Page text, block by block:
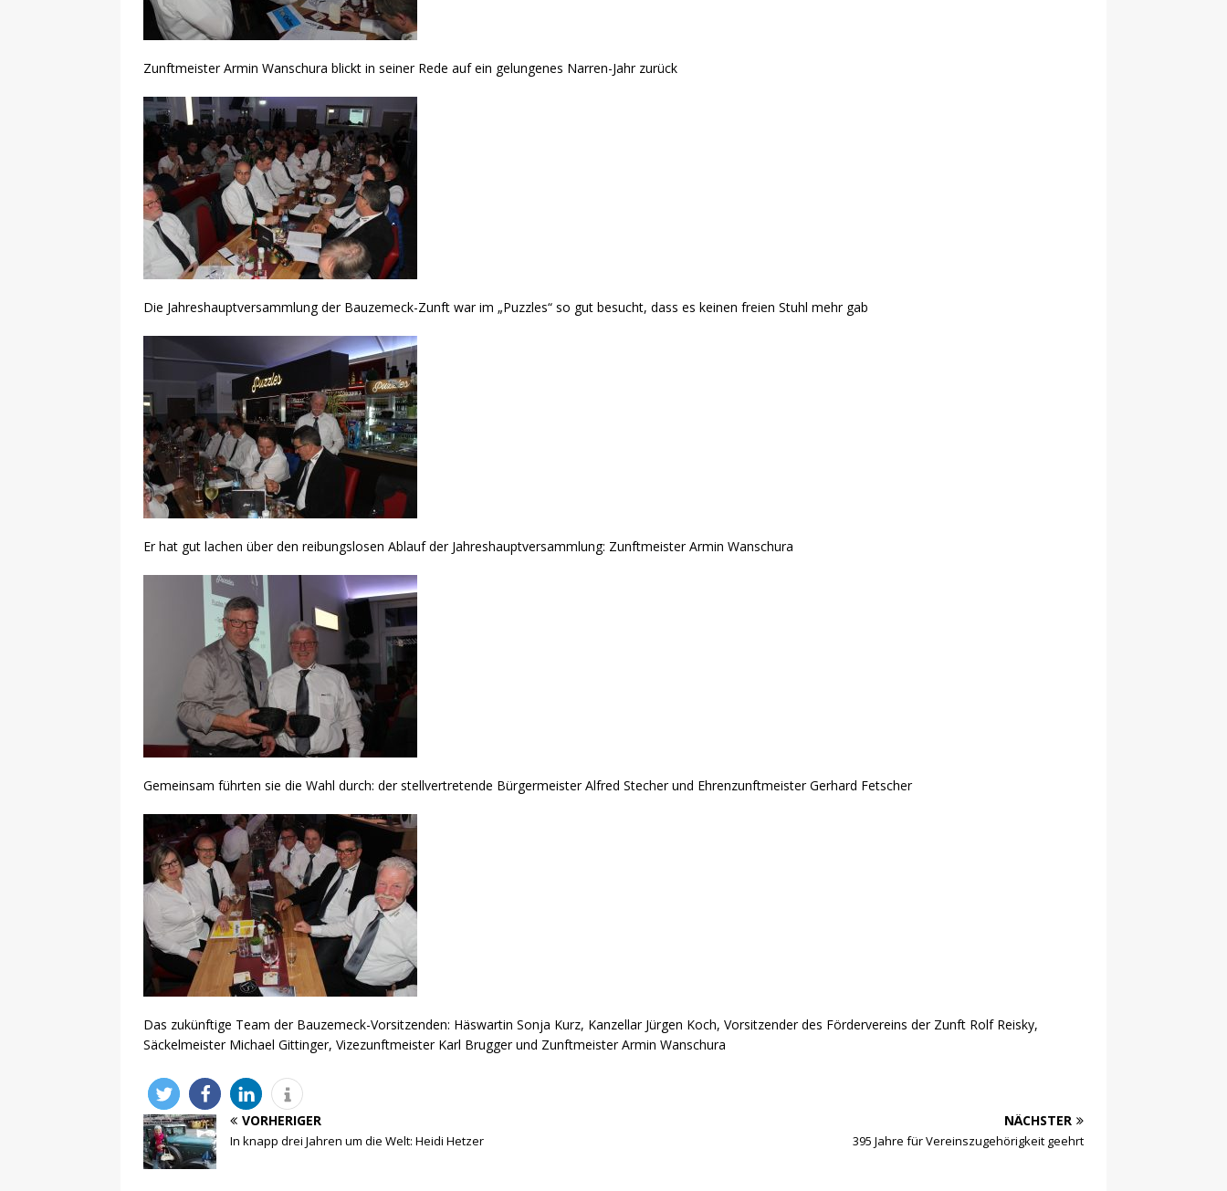
Zunftmeister Armin Wanschura blickt in seiner Rede auf ein gelungenes Narren-Jahr zurück
Die Jahreshauptversammlung der Bauzemeck-Zunft war im „Puzzles“ so gut besucht, dass es keinen freien Stuhl mehr gab
Er hat gut lachen über den reibungslosen Ablauf der Jahreshauptversammlung: Zunftmeister Armin Wanschura
Gemeinsam führten sie die Wahl durch: der stellvertretende Bürgermeister Alfred Stecher und Ehrenzunftmeister Gerhard Fetscher
Das zukünftige Team der Bauzemeck-Vorsitzenden: Häswartin Sonja Kurz, Kanzellar Jürgen Koch, Vorsitzender des Fördervereins der Zunft Rolf Reisky,
Säckelmeister Michael Gittinger, Vizezunftmeister Karl Brugger und Zunftmeister Armin Wanschura
VORHERIGER
In knapp drei Jahren um die Welt: Heidi Hetzer
NÄCHSTER
395 Jahre für Vereinszugehörigkeit geehrt